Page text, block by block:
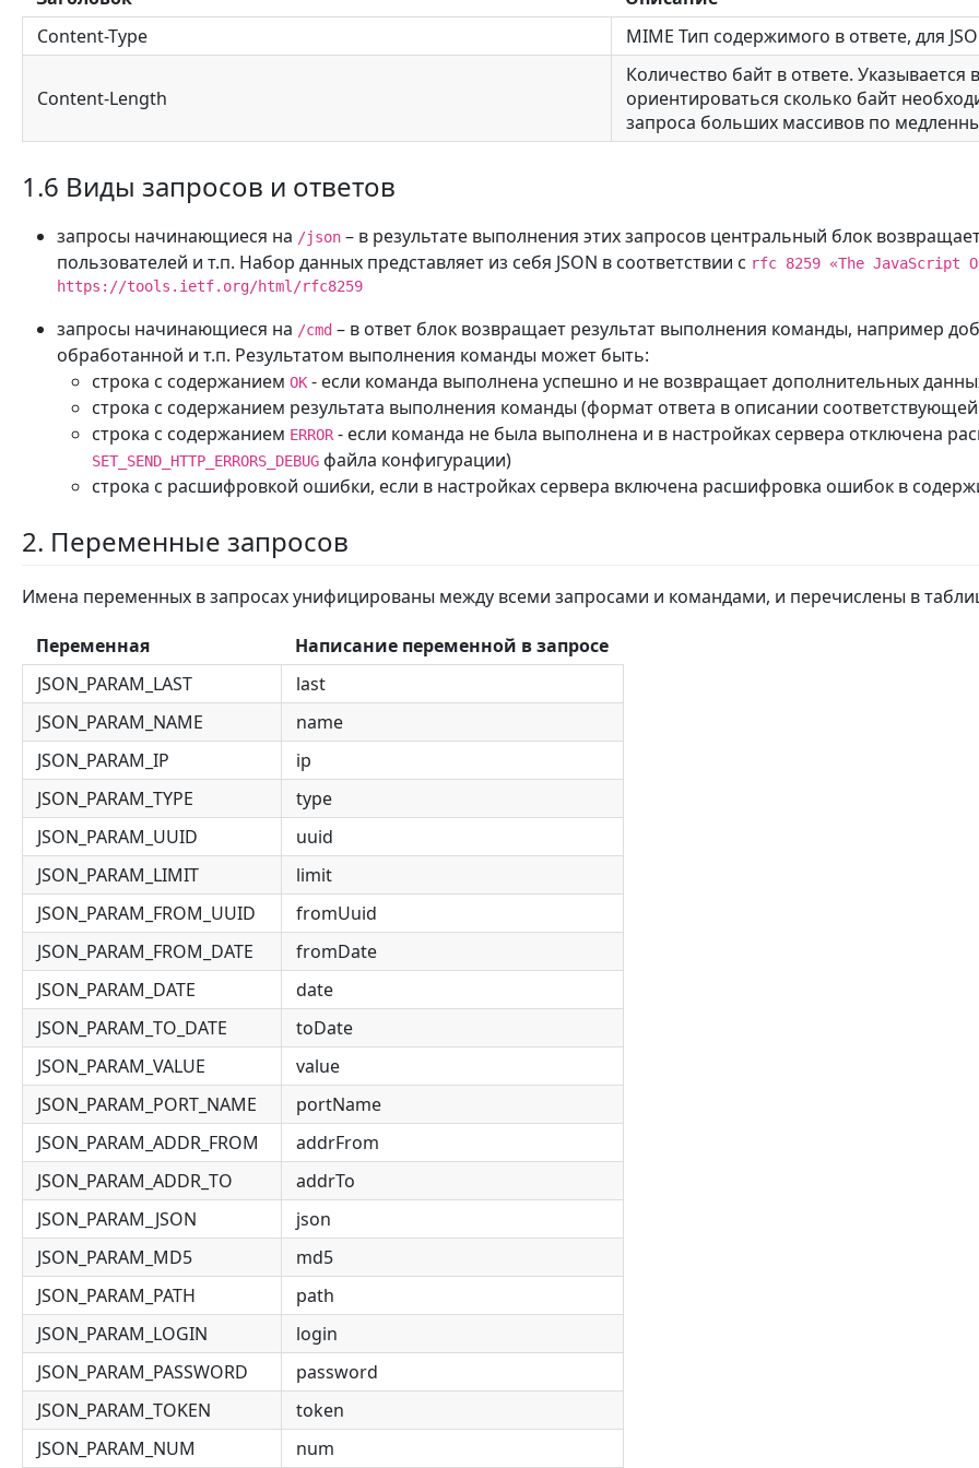
Content-Type
MIME Тип содержимого в ответе, для
Content-Length
Количество байт в ответе. Указывается
ориентироваться сколько байт
запроса больших массивов по
1.6 Виды запросов и ответов
запросы начинающиеся на /json – в результате выполнения этих запросов центральный блок
пользователей и т.п. Набор данных представляет из себя JSON в соответствии с rfc 8259 «The JavaScript
https://tools.ietf.org/html/rfc8259
запросы начинающиеся на /cmd – в ответ блок возвращает результат выполнения команды, например
обработанной и т.п. Результатом выполнения команды может быть:
строка с содержанием ОК - если команда выполнена успешно и не возвращает дополнительных
строка с содержанием результата выполнения команды (формат ответа в описании
строка с содержанием ERROR- если команда не была выполнена и в настройках сервера отключена
SET_SEND_HTTP_ERRORS_DEBUG файла конфигурации)
строка с расшифровкой ошибки, если в настройках сервера включена расшифровка ошибок в
2. Переменные запросов
Имена переменных в запросах унифицированы между всеми запросами и командами, и перечислены в
Переменная
Написание переменной в запросе
JSON_PARAM_LAST
last
JSON_PARAM_NAME
name
JSON_PARAM_IP
ip
JSON_PARAM_TYPE
type
JSON_PARAM_UUID
uuid
JSON_PARAM_LIMIT
limit
JSON_PARAM_FROM_UUID
fromUuid
JSON_PARAM_FROM_DATE
fromDate
JSON_PARAM_DATE
date
JSON_PARAM_TO_DATE
toDate
JSON_PARAM_VALUE
value
JSON_PARAM_PORT_NAME
portName
JSON_PARAM_ADDR_FROM
addrFrom
JSON_PARAM_ADDR_TO
addrTo
JSON_PARAM_JSON
json
JSON_PARAM_MD5
md5
JSON_PARAM_PATH
path
JSON_PARAM_LOGIN
login
JSON_PARAM_PASSWORD
password
JSON_PARAM_TOKEN
token
JSON_PARAM_NUM
num